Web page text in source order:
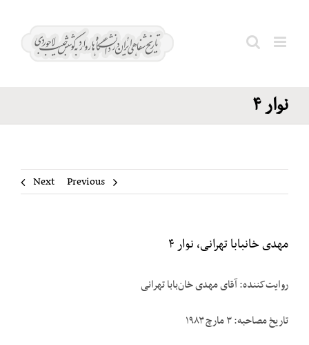
خانبابا
نوار ۴
Previous
Next
مهدی خانبابا تهرانی، نوار ۴
روایت‌کننده: آقای مهدی خان‌بابا تهرانی
تاریخ مصاحبه: ۳ مارچ ۱۹۸۳